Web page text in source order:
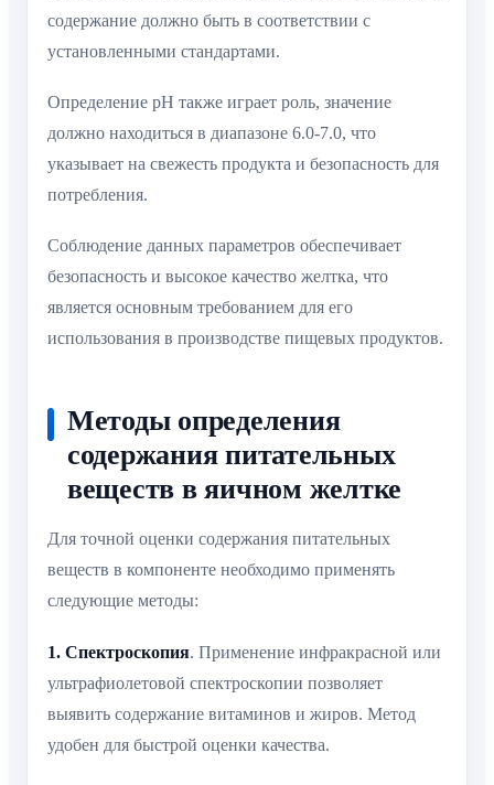
содержание должно быть в соответствии с
установленными стандартами.
Определение pH также играет роль, значение
должно находиться в диапазоне 6.0-7.0, что
указывает на свежесть продукта и безопасность для
потребления.
Соблюдение данных параметров обеспечивает
безопасность и высокое качество желтка, что
является основным требованием для его
использования в производстве пищевых продуктов.
Методы определения
содержания питательных
веществ в яичном желтке
Для точной оценки содержания питательных
веществ в компоненте необходимо применять
следующие методы:
1. Спектроскопия. Применение инфракрасной или
ультрафиолетовой спектроскопии позволяет
выявить содержание витаминов и жиров. Метод
удобен для быстрой оценки качества.